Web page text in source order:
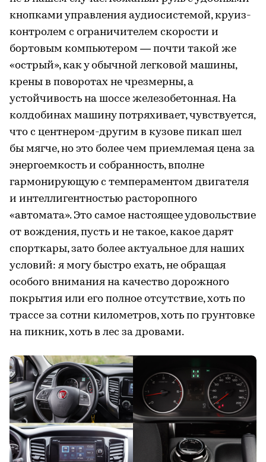
кнопками управления аудиосистемой, круиз-
контролем с ограничителем скорости и
бортовым компьютером — почти такой же
«острый», как у обычной легковой машины,
крены в поворотах не чрезмерны, а
устойчивость на шоссе железобетонная. На
колдобинах машину потряхивает, чувствуется,
что с центнером-другим в кузове пикап шел
бы мягче, но это более чем приемлемая цена за
энергоемкость и собранность, вполне
гармонирующую с темпераментом двигателя
и интеллигентностью расторопного
«автомата». Это самое настоящее удовольствие
от вождения, пусть и не такое, какое дарят
спорткары, зато более актуальное для наших
условий: я могу быстро ехать, не обращая
особого внимания на качество дорожного
покрытия или его полное отсутствие, хоть по
трассе за сотни километров, хоть по грунтовке
на пикник, хоть в лес за дровами.